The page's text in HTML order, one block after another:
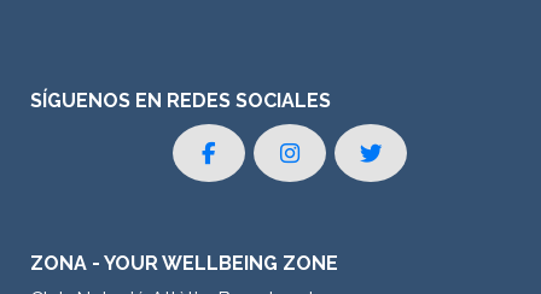
SÍGUENOS EN REDES SOCIALES
ZONA - YOUR WELLBEING ZONE